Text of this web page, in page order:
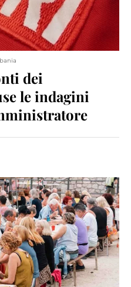
dei
le indagini